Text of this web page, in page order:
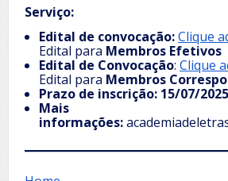
Serviço:
Edital de convocação:Clique
Edital para Membros Efetivos
Edital de Convocação: Clique
Edital para Membros
Prazo de inscrição: 15/07/2025
Mais
informações: